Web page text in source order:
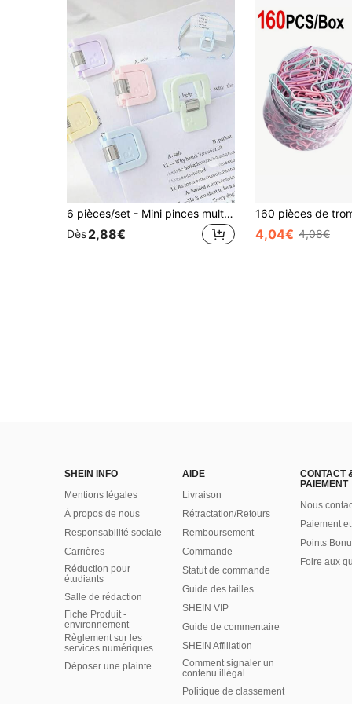
6 pièces/set - Mini pinces multifonctionnelles - Trombones mignons, pinces à notes, organisateurs de fiches/dossiers, fournitures de bureau, articles de papeterie à la mode, pinces de fixation fiables, essentiels pour les employés de bureau
Dès2,88€ 4,04€ 4,08€
SHEIN INFO
Mentions légales
À propos de nous
Responsabilité sociale
Carrières
Réduction pour
étudiants
Salle de rédaction
Fiche Produit -
environnement
Règlement sur les
services numériques
Déposer une plainte
AIDE
Livraison
Rétractation/Retours
Remboursement
Commande
Statut de commande
Guide des tailles
SHEIN VIP
Guide de commentaire
SHEIN Affiliation
Comment signaler un
contenu illégal
Politique de classement
CONTACT
PAIEMENT
Nous
Paiement
Points
Foire aux